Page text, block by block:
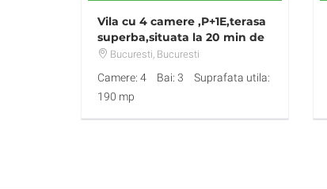
Vila cu 4 camere ,P+1E,terasa
superba,situata la 20 min de
P.UNIRII
Bucuresti, Bucuresti
Camere: 4 Bai: 3
Suprafata utila:
190 mp